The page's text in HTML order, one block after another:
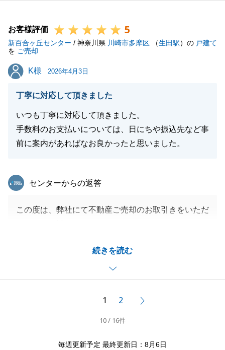
えていらした不安な気持ちに寄り添い、少しでもその
負担を軽減したいという一心でお手伝いをさせていた
だきました。
査定から販売戦略、そして戦略的な価格設定に至るま
ションを重ね、最適なタイミングでご提案ができたこ
とが、
当初の想定を上回る高値でのご成約という最高の結果
に繋がり、担当者としてこれほど嬉しいことはござい
いても、お客様に代わって円滑に進められるよう努め
その点につきましても「助かりました」とお声を届け
に、今後も新百合ヶ丘センター一丸となって、より質
の高いサービスを提供してまいります。
新居での生活が、笑顔あふれる素晴らしいものとなり
ますよう心よりお祈り申し上げます。
お客様評価 5
新百合ヶ丘センター / 神奈川県 川崎市多摩区 （生田駅）の 戸建て
を ご売却
K様
K様 2026年4月3日
丁寧に対応して頂きました
いつも丁寧に対応して頂きました。
手数料のお支払いについては、日にちや振込先など事
前に案内があればなお良かったと思いました。
続きを読む
東急リバブル
センターからの返答
この度は、弊社にて不動産ご売却のお取引きをいただ
来たことを嬉しく思っております。
K様のご協力もありスムーズなお取引きが出来ました
こと感謝申し上げます。
1 2
10 / 16件
毎週更新予定 最終更新日：8月6日